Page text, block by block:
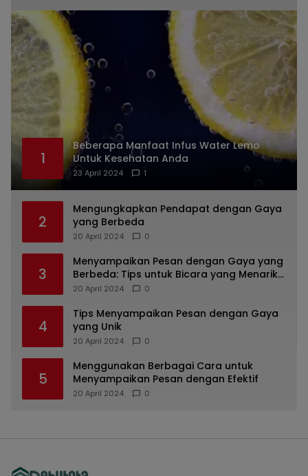
1
Beberapa Manfaat Infus Water Lemo
Untuk Kesehatan Anda
23 April 2024 1
2
Mengungkapkan Pendapat dengan Gaya
yang Berbeda
20 April 2024 0
3
Menyampaikan Pesan dengan Gaya yang
Berbeda: Tips untuk Bicara yang Menarik
dan Unik
20 April 2024 0
4
Tips Menyampaikan Pesan dengan Gaya
yang Unik
20 April 2024 0
5
Menggunakan Berbagai Cara untuk
Menyampaikan Pesan dengan Efektif
20 April 2024 0